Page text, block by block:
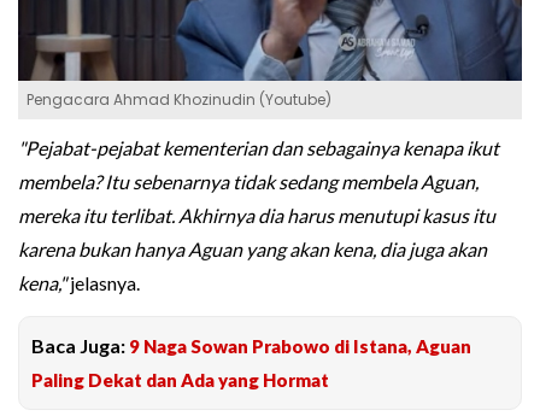
Pengacara Ahmad Khozinudin (Youtube)
"Pejabat-pejabat kementerian dan sebagainya kenapa ikut
membela? Itu sebenarnya tidak sedang membela Aguan,
mereka itu terlibat. Akhirnya dia harus menutupi kasus itu
karena bukan hanya Aguan yang akan kena, dia juga akan
kena,"jelasnya.
Baca Juga: 9 Naga Sowan Prabowo di Istana, Aguan
Paling Dekat dan Ada yang Hormat